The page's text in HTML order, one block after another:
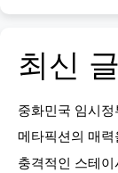
최신 글
중화민국 임시
메타픽션의 매
충격적인 스테